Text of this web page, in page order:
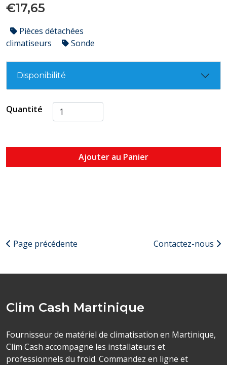
€17,65
Pièces détachées
climatiseurs
Sonde
Disponibilité
Quantité
Ajouter au Panier
Page précédente Contactez-nous
Clim Cash Martinique
Fournisseur de matériel de climatisation en Martinique,
Clim Cash accompagne les installateurs et
professionnels du froid. Commandez en ligne et